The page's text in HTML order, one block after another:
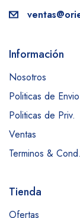
Información
Nosotros
Politicas de Envio
Politicas de Priv.
Ventas
Terminos & Cond.
Tienda
Ofertas